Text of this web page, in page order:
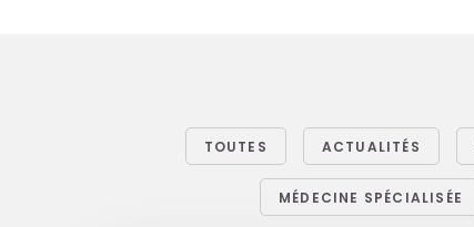
TOUTES ACTUALITÉS
MÉDECINE SPÉCIALISÉE